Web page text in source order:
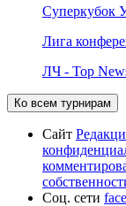
Суперкубок
Лига
ЛЧ - Top
Ко всем турнирам
Сайт
Соц. сети